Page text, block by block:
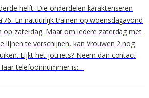
helft. Die onderdelen karakteriseren
En natuurlijk trainen op woensdagavond
op zaterdag. Maar om iedere zaterdag met
lijnen te verschijnen, kan Vrouwen 2 nog
Lijkt het jou iets? Neem dan contact
telefoonnummer is:…